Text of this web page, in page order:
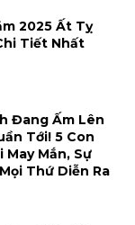
2025 Ất Tỵ
Tiết Nhất
Đang Ấm Lên
Tới! 5 Con
May Mắn, Sự
Thứ Diễn Ra